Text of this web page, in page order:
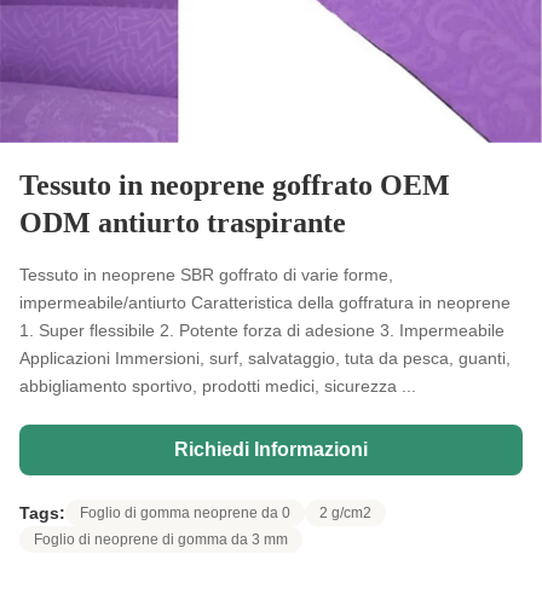
Tessuto in neoprene goffrato OEM
ODM antiurto traspirante
Tessuto in neoprene SBR goffrato di varie forme,
impermeabile/antiurto Caratteristica della goffratura in neoprene
1. Super flessibile 2. Potente forza di adesione 3. Impermeabile
Applicazioni Immersioni, surf, salvataggio, tuta da pesca, guanti,
abbigliamento sportivo, prodotti medici, sicurezza ...
Richiedi Informazioni
Tags: Foglio di gomma neoprene da 0
2 g/cm2
Foglio di neoprene di gomma da 3 mm